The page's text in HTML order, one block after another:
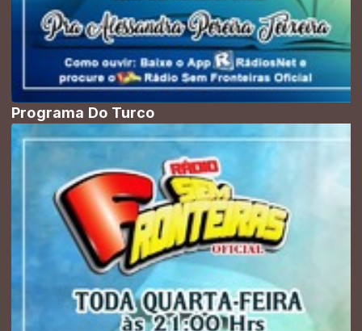
Programa Do Turco